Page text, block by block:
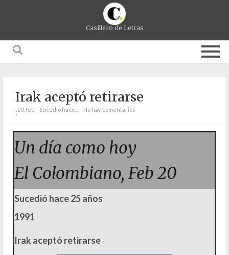
Casillero de Letras
Irak aceptó retirarse
;20. feb Sucedió hace... No hay comentarios
Un día como hoy
El Colombiano, Feb 20
Sucedió hace 25 años
1991
Irak aceptó retirarse